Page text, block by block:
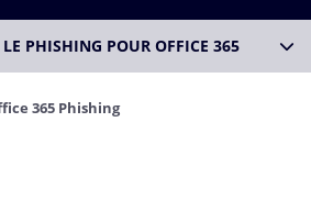
PHISHING POUR OFFICE 365
365 Phishing